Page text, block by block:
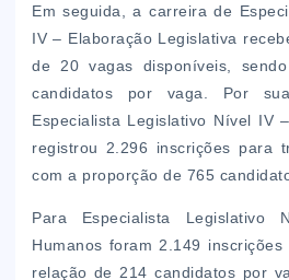
Em seguida, a carreira de
IV – Elaboração Legislativa
de 20 vagas disponíveis,
candidatos por vaga. Por
Especialista Legislativo Nível IV
registrou 2.296 inscrições para
com a proporção de 765
Para Especialista Legislativo
Humanos foram 2.149
relação de 214 candidatos por